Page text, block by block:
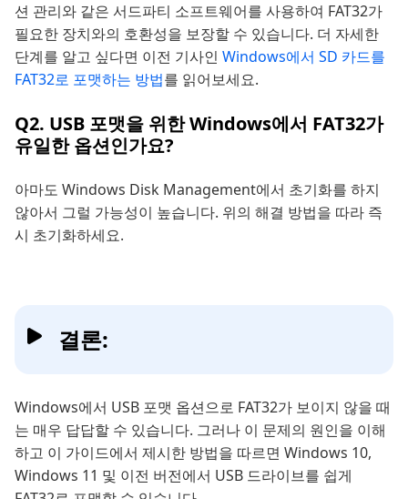
션 관리와 같은 서드파티 소프트웨어를 사용하여 FAT32가
필요한 장치와의 호환성을 보장할 수 있습니다. 더 자세한
단계를 알고 싶다면 이전 기사인 Windows에서 SD 카드를
FAT32로 포맷하는 방법를 읽어보세요.
Q2. USB 포맷을 위한 Windows에서 FAT32가
유일한 옵션인가요?
아마도 Windows Disk Management에서 초기화를 하지
않아서 그럴 가능성이 높습니다. 위의 해결 방법을 따라 즉
시 초기화하세요.
결론:
Windows에서 USB 포맷 옵션으로 FAT32가 보이지 않을 때
는 매우 답답할 수 있습니다. 그러나 이 문제의 원인을 이해
하고 이 가이드에서 제시한 방법을 따르면 Windows 10,
Windows 11 및 이전 버전에서 USB 드라이브를 쉽게